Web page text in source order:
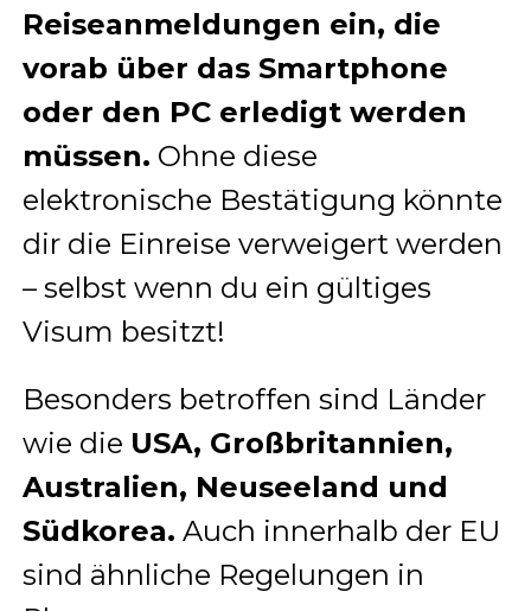
Reiseanmeldungen ein, die
vorab über das Smartphone
oder den PC erledigt werden
müssen. Ohne diese
elektronische Bestätigung könnte
dir die Einreise verweigert werden
– selbst wenn du ein gültiges
Visum besitzt!
Besonders betroffen sind Länder
wie die USA, Großbritannien,
Australien, Neuseeland und
Südkorea. Auch innerhalb der EU
sind ähnliche Regelungen in